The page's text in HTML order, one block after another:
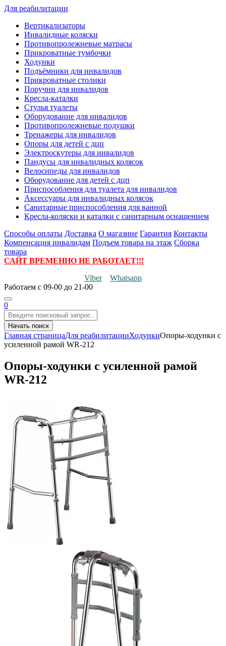
Для реабилитации
Вертикализаторы
Инвалидные коляски
Противопролежневые матрасы
Прикроватные тумбочки
Ходунки
Подъёмники для инвалидов
Прикроватные столики
Поручни для инвалидов
Кресла-каталки
Стулья туалеты
Оборудование для инвалидов
Противопролежневые подушки
Тренажеры для инвалидов
Опоры для детей с дцп
Электроскутеры для инвалидов
Пандусы для инвалидных колясок
Велосипеды для инвалидов
Оборудование для детей с дцп
Приспособления для туалета для инвалидов
Аксессуары для инвалидных колясок
Санитарные приспособления для ванной
Кресла-коляски и каталки с санитарным оснащением
Способы оплаты Доставка О магазине Гарантия Контакты
Компенсация инвалидам Подъем товара на этаж Сборка
товара
САЙТ ВРЕМЕННО НЕ РАБОТАЕТ!!!
Viber
Whatsapp
Работаем с 09-00 до 21-00
0
Начать поиск
Главная страницаДля реабилитацииХодункиОпоры-ходунки с
усиленной рамой WR-212
Опоры-ходунки с усиленной рамой
WR-212